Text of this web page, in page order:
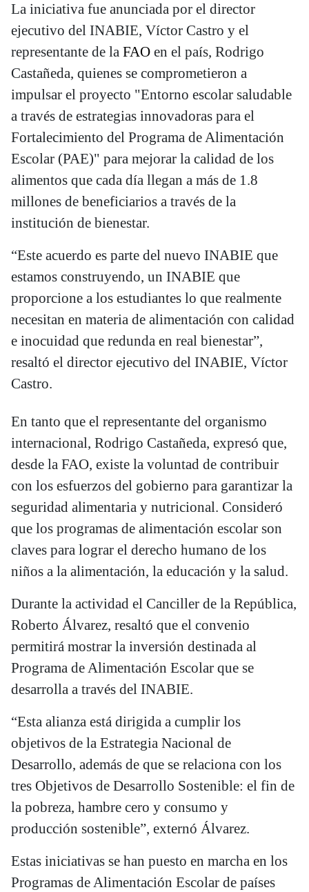
La iniciativa fue anunciada por el director
ejecutivo del INABIE, Víctor Castro y el
representante de la FAO en el país, Rodrigo
Castañeda, quienes se comprometieron a
impulsar el proyecto "Entorno escolar saludable
a través de estrategias innovadoras para el
Fortalecimiento del Programa de Alimentación
Escolar (PAE)" para mejorar la calidad de los
alimentos que cada día llegan a más de 1.8
millones de beneficiarios a través de la
institución de bienestar.
“Este acuerdo es parte del nuevo INABIE que
estamos construyendo, un INABIE que
proporcione a los estudiantes lo que realmente
necesitan en materia de alimentación con calidad
e inocuidad que redunda en real bienestar”,
resaltó el director ejecutivo del INABIE, Víctor
Castro.
En tanto que el representante del organismo
internacional, Rodrigo Castañeda, expresó que,
desde la FAO, existe la voluntad de contribuir
con los esfuerzos del gobierno para garantizar la
seguridad alimentaria y nutricional. Consideró
que los programas de alimentación escolar son
claves para lograr el derecho humano de los
niños a la alimentación, la educación y la salud.
Durante la actividad el Canciller de la República,
Roberto Álvarez, resaltó que el convenio
permitirá mostrar la inversión destinada al
Programa de Alimentación Escolar que se
desarrolla a través del INABIE.
“Esta alianza está dirigida a cumplir los
objetivos de la Estrategia Nacional de
Desarrollo, además de que se relaciona con los
tres Objetivos de Desarrollo Sostenible: el fin de
la pobreza, hambre cero y consumo y
producción sostenible”, externó Álvarez.
Estas iniciativas se han puesto en marcha en los
Programas de Alimentación Escolar de países